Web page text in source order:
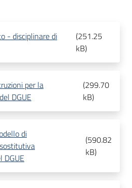
- disciplinare di
(251.25
kB)
per la
DGUE
(299.70
kB)
di
DGUE
(590.82
kB)